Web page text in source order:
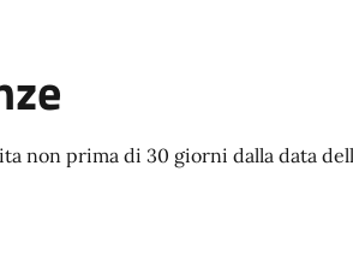
non prima di 30 giorni dalla data